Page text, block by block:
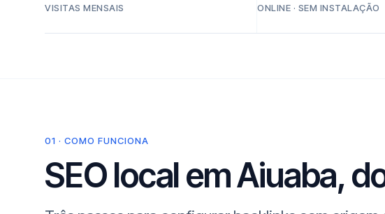
VISITAS MENSAIS ONLINE · SEM INSTALAÇÃO
01 · COMO FUNCIONA
SEO local em Aiuaba,